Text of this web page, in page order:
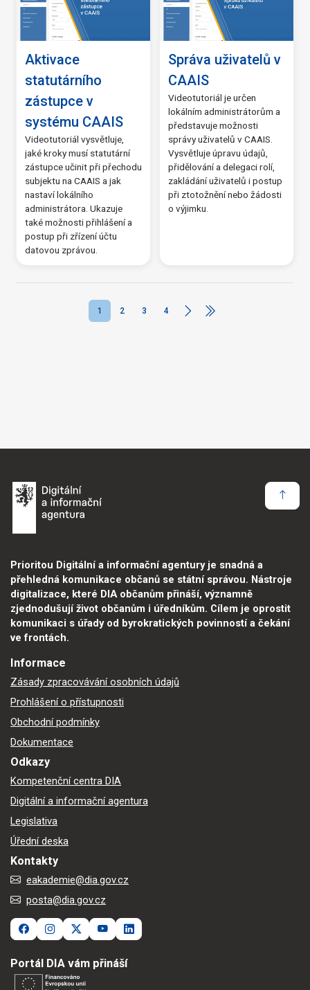
Aktivace
statutárního
zástupce v
systému CAAIS
Videotutoriál vysvětluje,
jaké kroky musí statutární
zástupce učinit při přechodu
subjektu na CAAIS a jak
nastaví lokálního
administrátora. Ukazuje
také možnosti přihlášení a
postup při zřízení účtu
datovou zprávou.
Správa uživatelů v
CAAIS
Videotutoriál je určen
lokálním administrátorům a
představuje možnosti
správy uživatelů v CAAIS.
Vysvětluje úpravu údajů,
přidělování a delegaci rolí,
zakládání uživatelů i postup
při ztotožnění nebo žádosti
o výjimku.
1 2 3 4
Prioritou Digitální a informační agentury je snadná a
přehledná komunikace občanů se státní správou. Nástroje
digitalizace, které DIA občanům přináší, významně
zjednodušují život občanům i úředníkům. Cílem je oprostit
komunikaci s úřady od byrokratických povinností a čekání
ve frontách.
Informace
Zásady zpracovávání osobních údajů
Prohlášení o přístupnosti
Obchodní podmínky
Dokumentace
Odkazy
Kompetenční centra DIA
Digitální a informační agentura
Legislativa
Úřední deska
Kontakty
eakademie@dia.gov.cz
posta@dia.gov.cz
Portál DIA vám přináší